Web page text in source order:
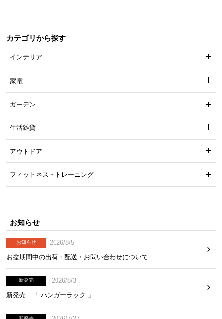
カテゴリから探す
インテリア
家電
ガーデン
生活雑貨
アウトドア
フィットネス・トレーニング
お知らせ
お知らせ
2026/8/5
お盆期間中の出荷・配送・お問い合わせについて
新発売
2026/8/3
新発売 「 ハンガーラック 」